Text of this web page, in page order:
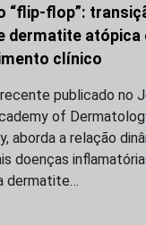
“flip-flop”:
dermatite atópica
clínico
publicado no
of
aborda a relação
doenças
dermatite…